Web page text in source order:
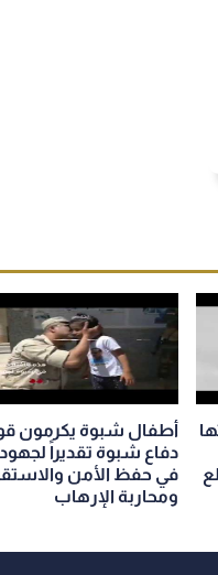
أطفال شبوة يكرمون
دفاع شبوة تقديراً
في حفظ الأمن
ومحاربة الإرهاب